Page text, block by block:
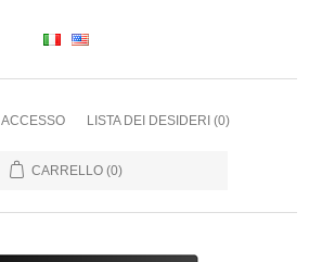
ACCESSO LISTA DEI DESIDERI (0)
CARRELLO (0)